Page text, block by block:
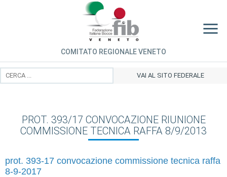
COMITATO REGIONALE VENETO
VAI AL SITO FEDERALE
PROT. 393/17 CONVOCAZIONE RIUNIONE
COMMISSIONE TECNICA RAFFA 8/9/2013
prot. 393-17 convocazione commissione tecnica raffa
8-9-2017